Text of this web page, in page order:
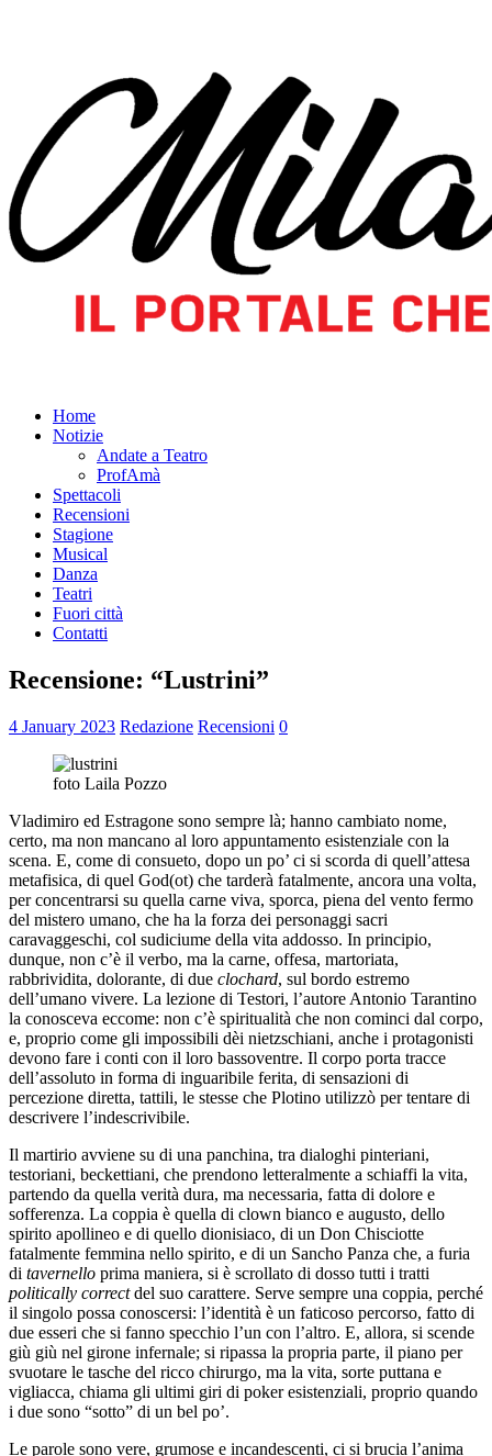
Home
Notizie
Andate a Teatro
ProfAmà
Spettacoli
Recensioni
Stagione
Musical
Danza
Teatri
Fuori città
Contatti
Recensione: “Lustrini”
4 January 2023 Redazione Recensioni 0
foto Laila Pozzo
Vladimiro ed Estragone sono sempre là; hanno cambiato nome,
certo, ma non mancano al loro appuntamento esistenziale con la
scena. E, come di consueto, dopo un po’ ci si scorda di quell’attesa
metafisica, di quel God(ot) che tarderà fatalmente, ancora una volta,
per concentrarsi su quella carne viva, sporca, piena del vento fermo
del mistero umano, che ha la forza dei personaggi sacri
caravaggeschi, col sudiciume della vita addosso. In principio,
dunque, non c’è il verbo, ma la carne, offesa, martoriata,
rabbrividita, dolorante, di due clochard, sul bordo estremo
dell’umano vivere. La lezione di Testori, l’autore Antonio Tarantino
la conosceva eccome: non c’è spiritualità che non cominci dal corpo,
e, proprio come gli impossibili dèi nietzschiani, anche i protagonisti
devono fare i conti con il loro bassoventre. Il corpo porta tracce
dell’assoluto in forma di inguaribile ferita, di sensazioni di
percezione diretta, tattili, le stesse che Plotino utilizzò per tentare di
descrivere l’indescrivibile.
Il martirio avviene su di una panchina, tra dialoghi pinteriani,
testoriani, beckettiani, che prendono letteralmente a schiaffi la vita,
partendo da quella verità dura, ma necessaria, fatta di dolore e
sofferenza. La coppia è quella di clown bianco e augusto, dello
spirito apollineo e di quello dionisiaco, di un Don Chisciotte
fatalmente femmina nello spirito, e di un Sancho Panza che, a furia
di tavernello prima maniera, si è scrollato di dosso tutti i tratti
politically correctdel suo carattere. Serve sempre una coppia, perché
il singolo possa conoscersi: l’identità è un faticoso percorso, fatto di
due esseri che si fanno specchio l’un con l’altro. E, allora, si scende
giù giù nel girone infernale; si ripassa la propria parte, il piano per
svuotare le tasche del ricco chirurgo, ma la vita, sorte puttana e
vigliacca, chiama gli ultimi giri di poker esistenziali, proprio quando
i due sono “sotto” di un bel po’.
Le parole sono vere, grumose e incandescenti, ci si brucia l’anima